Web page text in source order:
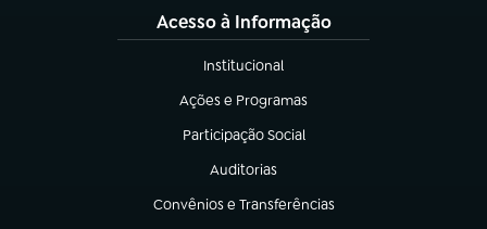
Acesso à Informação
Institucional
(abre em nova aba)
Ações e Programas
(abre em nova aba)
Participação Social
(abre em nova aba)
Auditorias
(abre em nova aba)
Convênios e Transferências
(abre em nova aba)